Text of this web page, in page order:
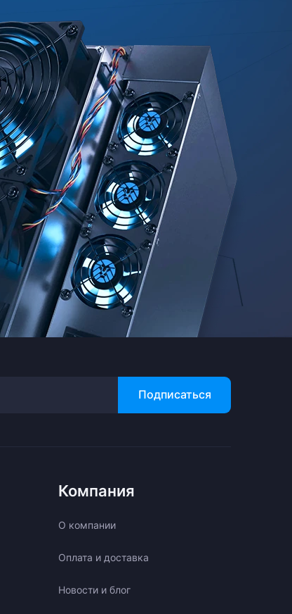
Подписаться
Компания
О компании
Оплата и доставка
Новости и блог